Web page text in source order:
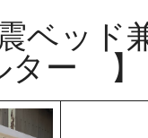
ベッド
ター 】